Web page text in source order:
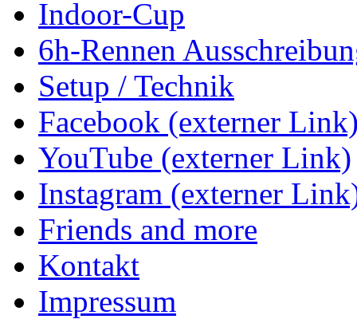
Indoor-Cup
6h-Rennen
Setup / Technik
Facebook (externer
YouTube (externer Link)
Instagram (externer
Friends and more
Kontakt
Impressum